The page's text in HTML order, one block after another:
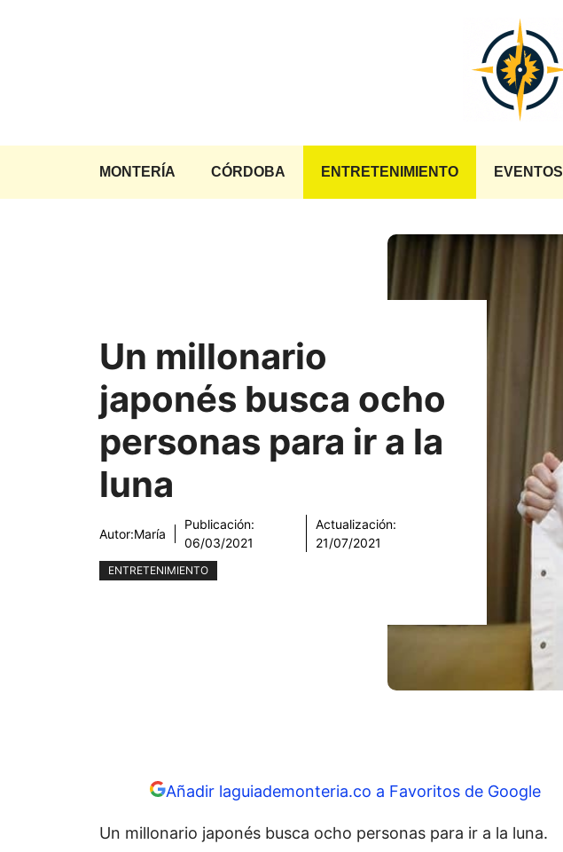
MONTERÍA CÓRDOBA ENTRETENIMIENTO EVENTOS
Un millonario
japonés busca ocho
personas para ir a la
luna
Autor:María
Publicación:
06/03/2021
Actualización:
21/07/2021
ENTRETENIMIENTO
Añadir laguiademonteria.co a Favoritos de Google
Un millonario japonés busca ocho personas para ir a la luna.